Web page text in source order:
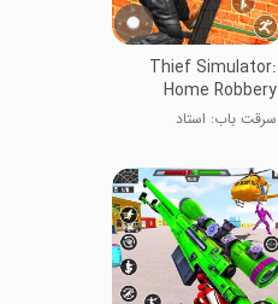
Thief Simulator:
Home Robbery
سرقت باب: استاد